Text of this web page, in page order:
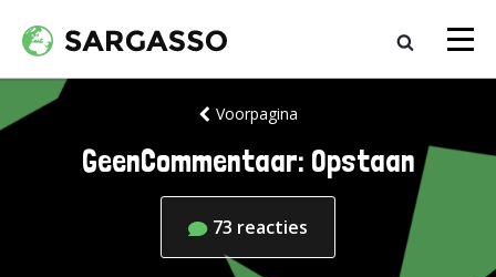
Voorpagina
GeenCommentaar: Opstaan
73 reacties